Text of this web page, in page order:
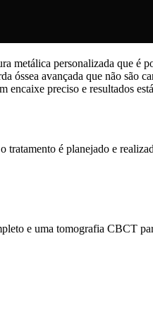
metálica personalizada que é
óssea avançada que não são
encaixe preciso e resultados
tratamento é planejado e
e uma tomografia CBCT